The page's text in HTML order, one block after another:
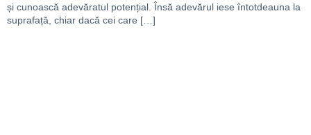
și cunoască adevăratul potențial. Însă adevărul iese întotdeauna la
suprafață, chiar dacă cei care […]